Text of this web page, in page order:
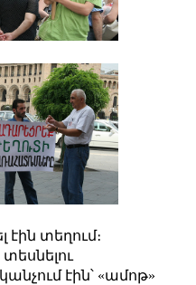
էին տեղում։
էին՝ «ամոթ»